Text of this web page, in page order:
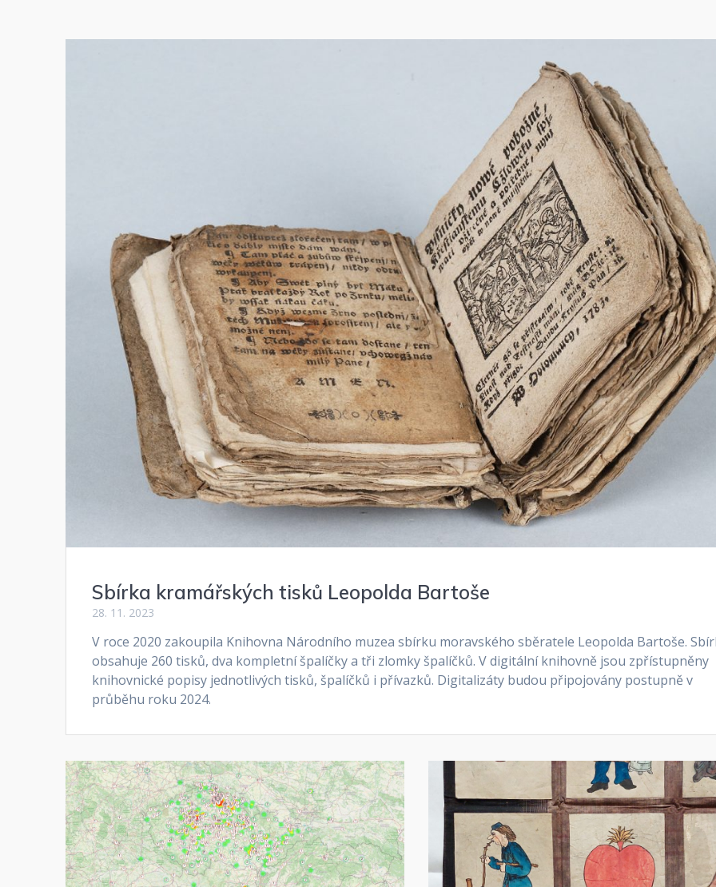
Sbírka kramářských tisků Leopolda Bartoše
28. 11. 2023
V roce 2020 zakoupila Knihovna Národního muzea sbírku moravského sběratele Leopolda Bartoše.
obsahuje 260 tisků, dva kompletní špalíčky a tři zlomky špalíčků. V digitální knihovně jsou zpřístupněny
knihovnické popisy jednotlivých tisků, špalíčků i přívazků. Digitalizáty budou připojovány postupně v
průběhu roku 2024.